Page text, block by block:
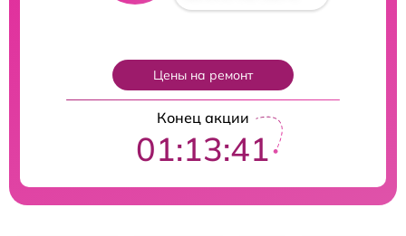
Цены на ремонт
Конец акции
01:13:40